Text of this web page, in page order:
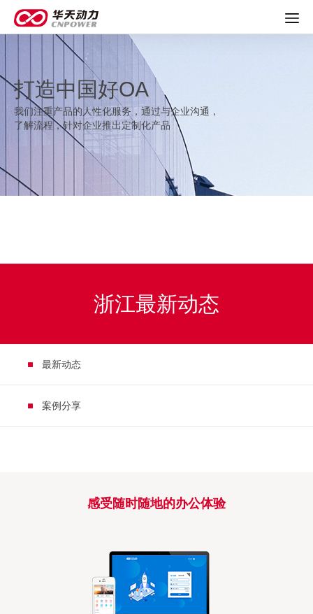
打造中国好OA
我们注重产品的人性化服务，通过与企业沟通，
了解流程，针对企业推出定制化产品
浙江最新动态
最新动态
案例分享
感受随时随地的办公体验